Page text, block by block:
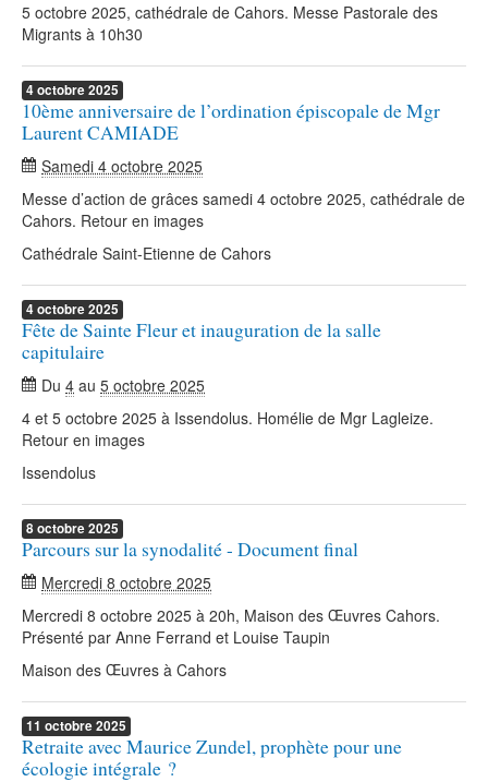
5 octobre 2025, cathédrale de Cahors. Messe Pastorale des
Migrants à 10h30
4octobre2025
10ème anniversaire de l’ordination épiscopale de Mgr
Laurent CAMIADE
Samedi 4 octobre 2025
Messe d’action de grâces samedi 4 octobre 2025, cathédrale de
Cahors. Retour en images
Cathédrale Saint-Etienne de Cahors
4octobre2025
Fête de Sainte Fleur et inauguration de la salle
capitulaire
Du 4 au 5 octobre 2025
4 et 5 octobre 2025 à Issendolus. Homélie de Mgr Lagleize.
Retour en images
Issendolus
8octobre2025
Parcours sur la synodalité - Document final
Mercredi 8 octobre 2025
Mercredi 8 octobre 2025 à 20h, Maison des Œuvres Cahors.
Présenté par Anne Ferrand et Louise Taupin
Maison des Œuvres à Cahors
11 octobre2025
Retraite avec Maurice Zundel, prophète pour une
écologie intégrale ?